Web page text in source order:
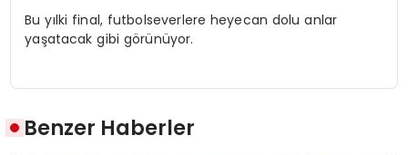
Bu yılki final, futbolseverlere heyecan dolu anlar
yaşatacak gibi görünüyor.
Benzer Haberler